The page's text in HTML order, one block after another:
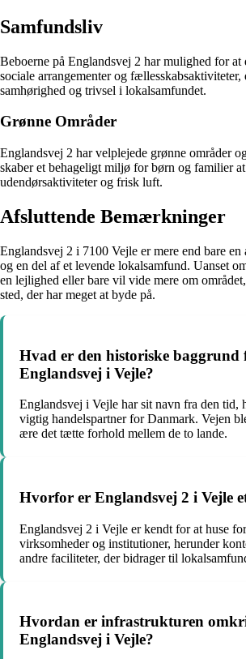
Samfundsliv
Beboerne på Englandsvej 2 har mulighed for
sociale arrangementer og fællesskabsaktiviteter,
samhørighed og trivsel i lokalsamfundet.
Grønne Områder
Englandsvej 2 har velplejede grønne områder
skaber et behageligt miljø for børn og familier
udendørsaktiviteter og frisk luft.
Afsluttende Bemærkninger
Englandsvej 2 i 7100 Vejle er mere end bare en
og en del af et levende lokalsamfund. Uanset
en lejlighed eller bare vil vide mere om
sted, der har meget at byde på.
Hvad er den historiske baggrund
Englandsvej i Vejle?
Englandsvej i Vejle har sit navn fra den tid,
vigtig handelspartner for Danmark. Vejen
ære det tætte forhold mellem de to lande.
Hvorfor er Englandsvej 2 i Vejle
Englandsvej 2 i Vejle er kendt for at huse
virksomheder og institutioner, herunder
andre faciliteter, der bidrager til
Hvordan er infrastrukturen
Englandsvej i Vejle?